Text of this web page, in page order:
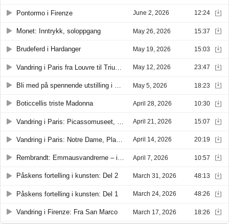
Pontormo i Firenze June 2, 2026 12:24
Monet: Inntrykk, soloppgang May 26, 2026 15:37
Brudeferd i Hardanger May 19, 2026 15:03
May 12, 2026 23:47
Bli med på spennende utstilling i Paris! May 5, 2026 18:23
Boticcellis triste Madonna April 28, 2026 10:30
April 21, 2026 15:07
April 14, 2026 20:19
Rembrandt: Emmausvandrerne – i to versjoner! April 7, 2026 10:57
Påskens fortelling i kunsten: Del 2 March 31, 2026 48:13
Påskens fortelling i kunsten: Del 1 March 24, 2026 48:26
Vandring i Firenze: Fra San Marco March 17, 2026 18:26